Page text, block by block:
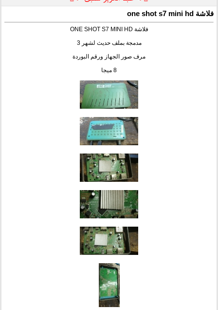
فلاشة one shot s7 mini hd
فلاشة ONE SHOT S7 MINI HD
مدمجة بملف حديث لشهر 3
مرف صور الجهاز ورقم البوردة
8 ميجا